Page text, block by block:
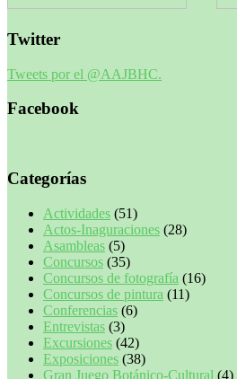
Twitter
Tweets por el @AAJBHC.
Facebook
Categorías
Actividades (51)
Actos-Inaguraciones (28)
Asambleas (5)
Concursos (35)
Concursos de fotografía (16)
Concursos de pintura (11)
Conferencias (6)
Entrevistas (3)
Excursiones (42)
Exposiciones (38)
Gran Juego Botánico-Cultural (4)